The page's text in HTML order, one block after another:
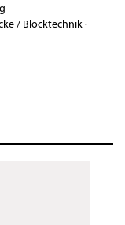
·
/ Blocktechnik·